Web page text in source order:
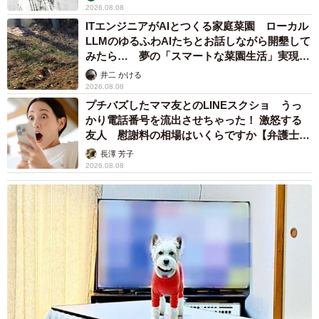
出来なくなったようでした。Aさんはジャック君を玄関から
みんなのいるリビングに移動させました。次の日には尿が
出ませんでした。家族で一晩中、ジャック君のそばで声を
かけました。ジャック君は大きな尻尾をわずかに揺らして
返事をしていました。
2026.08.08
ITエンジニアがAIとつくる家庭菜園 ローカル
LLMのゆるふわAIたちとお話しながら開墾して
みたら… 夢の「スマートな菜園生活」実現な
るか井二 かける
2026.08.08
プチバズしたママ友とのLINEスクショ うっ
かり電話番号を流出させちゃった！ 激怒する
友人 慰謝料の相場はいくらですか【弁護士が
解説】長澤 芳子
2026.08.08